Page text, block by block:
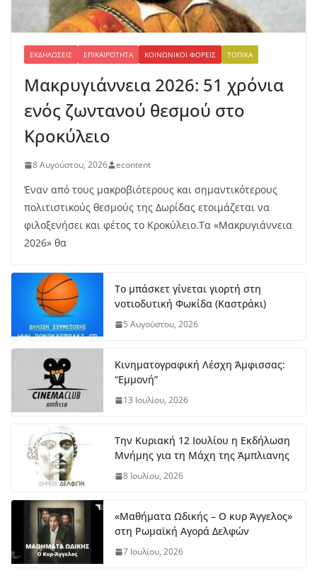
ΕΚΔΗΛΏΣΕΙΣ ΕΠΙΚΑΙΡΌΤΗΤΑ ΚΟΙΝΩΝΙΚΟΊ ΦΟΡΕΊΣ ΤΟΠΙΚΆ
Μακρυγιάννεια 2026: 51 χρόνια
ενός ζωντανού θεσμού στο
Κροκύλειο
8 Αυγούστου, 2026 econtent
Έναν από τους μακροβιότερους και σημαντικότερους
πολιτιστικούς θεσμούς της Δωρίδας ετοιμάζεται να
φιλοξενήσει και φέτος το Κροκύλειο.Τα «Μακρυγιάννεια
2026» θα
Το μπάσκετ γίνεται γιορτή στη
νοτιοδυτική Φωκίδα (Καστράκι)
5 Αυγούστου, 2026
Κινηματογραφική Λέσχη Άμφισσας:
“Εμμονή”
13 Ιουλίου, 2026
Την Κυριακή 12 Ιουλίου η Εκδήλωση
Μνήμης για τη Μάχη της Άμπλιανης
8 Ιουλίου, 2026
«Μαθήματα Ωδικής – Ο κυρ Άγγελος»
στη Ρωμαϊκή Αγορά Δελφών
7 Ιουλίου, 2026